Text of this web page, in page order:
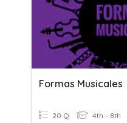
Formas Musicales
20 Q 4th - 8th